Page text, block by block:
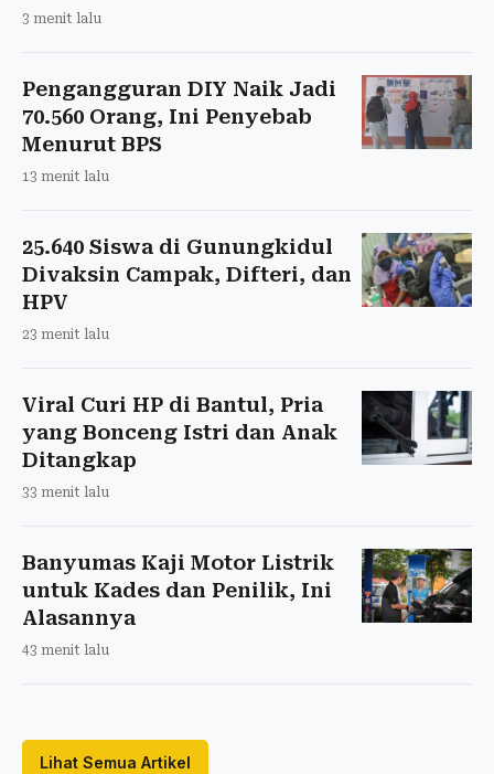
3 menit lalu
Pengangguran DIY Naik Jadi
70.560 Orang, Ini Penyebab
Menurut BPS
13 menit lalu
25.640 Siswa di Gunungkidul
Divaksin Campak, Difteri, dan
HPV
23 menit lalu
Viral Curi HP di Bantul, Pria
yang Bonceng Istri dan Anak
Ditangkap
33 menit lalu
Banyumas Kaji Motor Listrik
untuk Kades dan Penilik, Ini
Alasannya
43 menit lalu
Lihat Semua Artikel